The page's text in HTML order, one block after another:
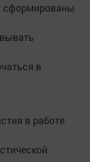
сформированы
в
в работе